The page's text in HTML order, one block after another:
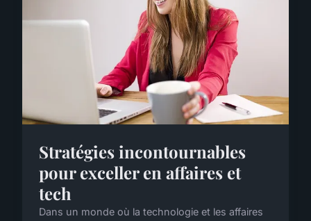
Stratégies incontournables
pour exceller en affaires et
tech
Dans un monde où la technologie et les affaires